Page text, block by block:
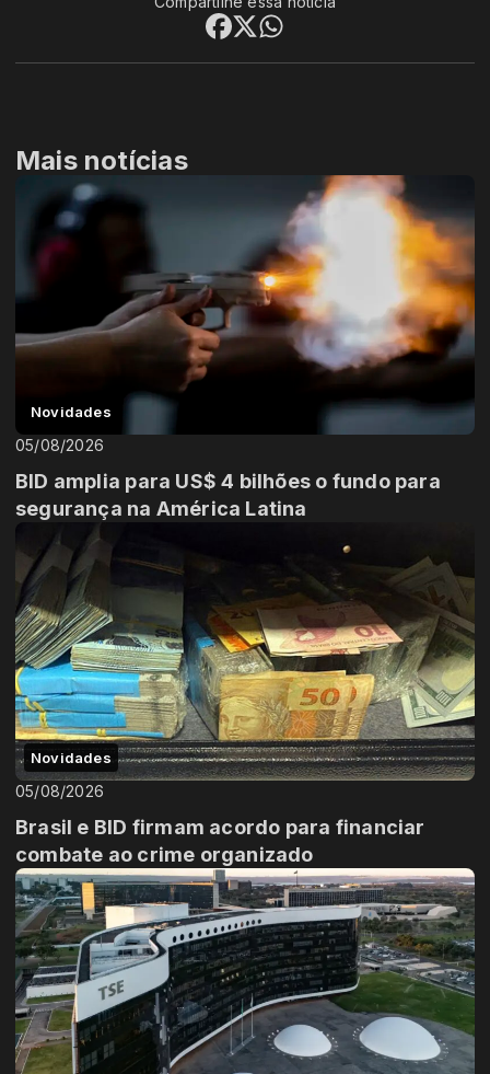
Mais notícias
Novidades
05/08/2026
BID amplia para US$ 4 bilhões o fundo para
segurança na América Latina
Novidades
05/08/2026
Brasil e BID firmam acordo para financiar
combate ao crime organizado